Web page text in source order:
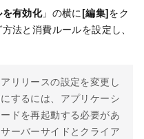
有効化」の横に[編集]をク
法と消費ルールを設定し、
リリースの設定を変更し
するには、アプリケーシ
ドを再起動する必要があ
ーバーサイドとクライア